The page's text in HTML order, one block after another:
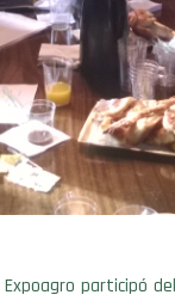
participó